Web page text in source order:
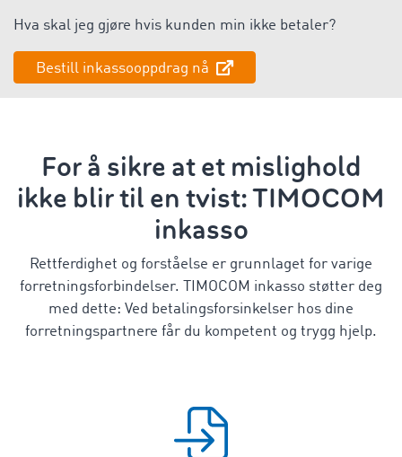
Hva skal jeg gjøre hvis kunden min ikke betaler?
Bestill inkassooppdrag nå
For å sikre at et mislighold
ikke blir til en tvist: TIMOCOM
inkasso
Rettferdighet og forståelse er grunnlaget for varige
forretningsforbindelser. TIMOCOM inkasso støtter deg
med dette: Ved betalingsforsinkelser hos dine
forretningspartnere får du kompetent og trygg hjelp.